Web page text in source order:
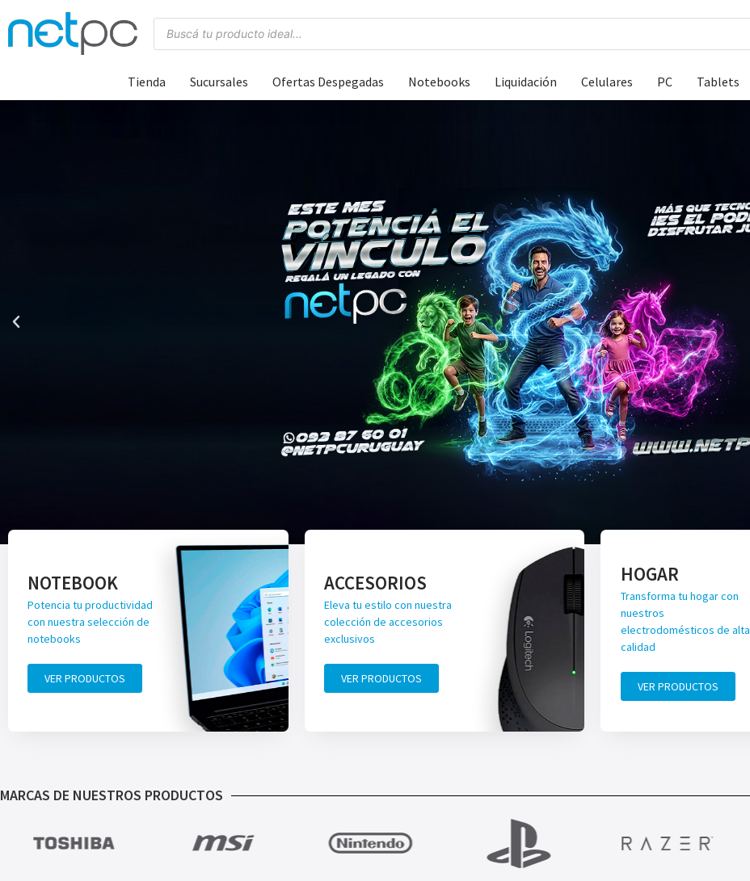
Tienda Sucursales Ofertas Despegadas Notebooks Liquidación Celulares PC Tablets
NOTEBOOK
Potencia tu productividad
con nuestra selección de
notebooks
VER PRODUCTOS
ACCESORIOS
Eleva tu estilo con nuestra
colección de accesorios
exclusivos
VER PRODUCTOS
HOGAR
Transforma tu hogar con
nuestros
electrodomésticos de alta
calidad
VER PRODUCTOS
MARCAS DE NUESTROS PRODUCTOS